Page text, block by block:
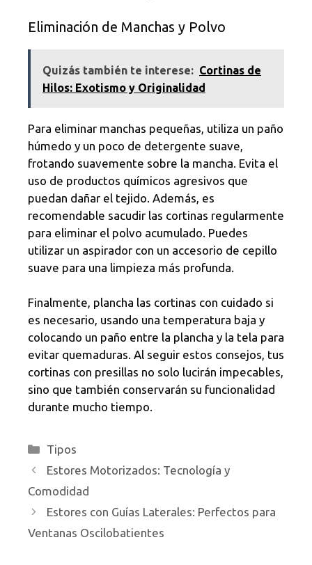
Eliminación de Manchas y Polvo
Quizás también te interese: Cortinas de
Hilos: Exotismo y Originalidad
Para eliminar manchas pequeñas, utiliza un paño
húmedo y un poco de detergente suave,
frotando suavemente sobre la mancha. Evita el
uso de productos químicos agresivos que
puedan dañar el tejido. Además, es
recomendable sacudir las cortinas regularmente
para eliminar el polvo acumulado. Puedes
utilizar un aspirador con un accesorio de cepillo
suave para una limpieza más profunda.
Finalmente, plancha las cortinas con cuidado si
es necesario, usando una temperatura baja y
colocando un paño entre la plancha y la tela para
evitar quemaduras. Al seguir estos consejos, tus
cortinas con presillas no solo lucirán impecables,
sino que también conservarán su funcionalidad
durante mucho tiempo.
Categorías
Tipos
Estores Motorizados: Tecnología y
Comodidad
Estores con Guías Laterales: Perfectos para
Ventanas Oscilobatientes